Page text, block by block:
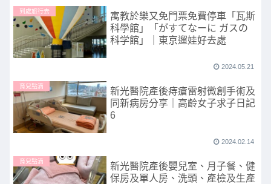
到處旅行去
寓教於樂又免門票免費停車「瓦斯
科學館」「がすてなーに ガスの
科学館」｜東京遛娃好去處
2024.05.21
育兒點滴
新光醫院產後痔瘡雷射微創手術及
同新病房分享｜高齡女子求子日記
6
2024.02.14
育兒點滴
新光醫院產後嬰兒室、月子餐、健
保房及單人房、洗頭、產檢及生產